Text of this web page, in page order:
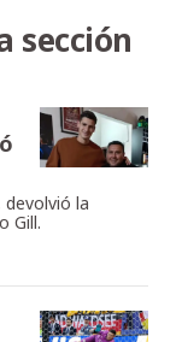
sección
la
Gill.